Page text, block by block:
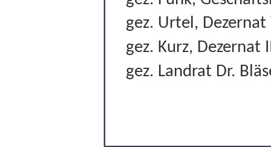
gez. Urtel, Dezernat
gez. Kurz, Dezernat
gez. Landrat Dr.